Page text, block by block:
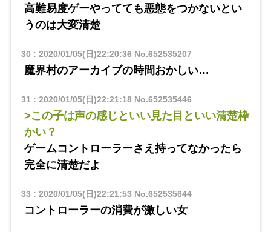
高難易度ゲーやってても悪態をつかないとい
うのは大変清楚
30 : 2020/01/05(日)22:20:36 No.652535207
魔界村のアーカイブの時間おかしい…
31 : 2020/01/05(日)22:21:18No.652535446
>この子は声の感じといい見た目といい清楚枠
かい？
ゲームコントローラーさえ持ってなかったら
完全に清楚だよ
33 : 2020/01/05(日)22:21:53 No.652535644
コントローラーの消費が激しい女